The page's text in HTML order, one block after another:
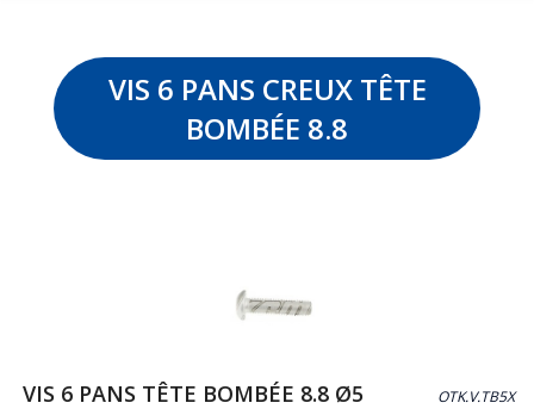
VIS 6 PANS CREUX TÊTE
BOMBÉE 8.8
VIS 6 PANS TÊTE BOMBÉE 8.8 Ø5 OTK.V.TB5X